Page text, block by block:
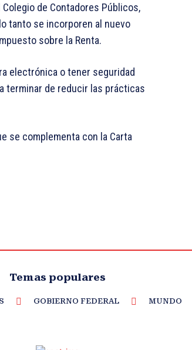
de Contadores Públicos,
tanto se incorporen al nuevo
sobre la Renta.
electrónica o tener seguridad
terminar de reducir las prácticas
se complementa con la Carta
Temas populares
GOBIERNO FEDERAL MUNDO